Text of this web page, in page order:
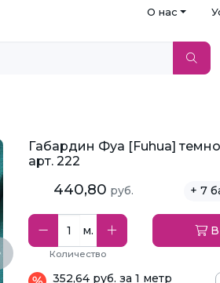
О нас
Габардин Фуа [Fuhua]
арт. 222
440,80 руб. + 7
м.
Количество
В
352,64 руб. за 1 метр